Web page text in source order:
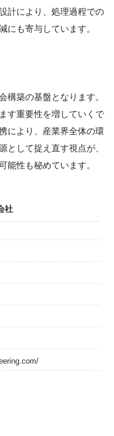
計により、処理過程での
にも寄与しています。
構築の基盤となります。
す重要性を増していくで
により、産業界全体の環
として捉え直す視点が、
能性も秘めています。
社